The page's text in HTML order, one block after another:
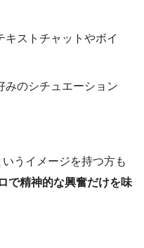
ストチャットやボイ
のシチュエーション
うイメージを持つ方も
で精神的な興奮だけを味